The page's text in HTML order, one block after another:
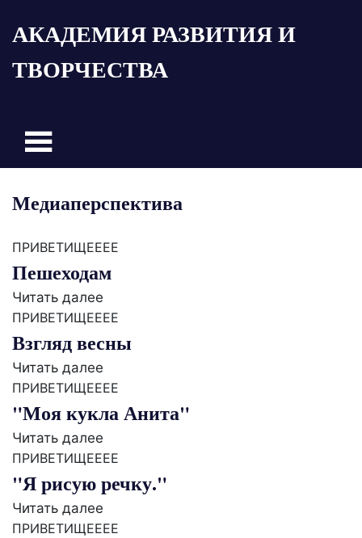
АКАДЕМИЯ РАЗВИТИЯ И
ТВОРЧЕСТВА
Медиаперспектива
ПРИВЕТИЩЕЕЕЕ
Пешеходам
Читать далее
ПРИВЕТИЩЕЕЕЕ
Взгляд весны
Читать далее
ПРИВЕТИЩЕЕЕЕ
"Моя кукла Анита"
Читать далее
ПРИВЕТИЩЕЕЕЕ
"Я рисую речку."
Читать далее
ПРИВЕТИЩЕЕЕЕ